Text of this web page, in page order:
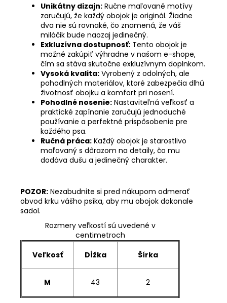
Unikátny dizajn: Ručne maľované motívy
zaručujú, že každý obojok je originál. Žiadne
dva nie sú rovnaké, čo znamená, že váš
miláčik bude naozaj jedinečný.
Exkluzívna dostupnosť: Tento obojok je
možné zakúpiť výhradne v našom e-shope,
čím sa stáva skutočne exkluzívnym doplnkom.
Vysoká kvalita: Vyrobený z odolných, ale
pohodlných materiálov, ktoré zabezpečia dlhú
životnosť obojku a komfort pri nosení.
Pohodlné nosenie: Nastaviteľná veľkosť a
praktické zapínanie zaručujú jednoduché
používanie a perfektné prispôsobenie pre
každého psa.
Ručná práca: Každý obojok je starostlivo
maľovaný s dôrazom na detaily, čo mu
dodáva dušu a jedinečný charakter.
POZOR: Nezabudnite si pred nákupom odmerať
obvod krku vášho psíka, aby mu obojok dokonale
sadol.
Rozmery veľkostí sú uvedené v
centimetroch
Veľkosť
Dĺžka Šírka
M 43 2